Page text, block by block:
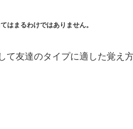
はまるわけではありません。
て友達のタイプに適した覚え